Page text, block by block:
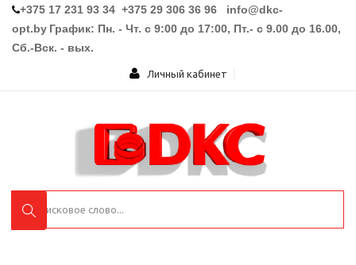
+375 17 231 93 34 +375 29 306 36 96 info@dkc-
opt.by График: Пн. - Чт. с 9:00 до 17:00, Пт.- с 9.00 до 16.00,
Сб.-Вск. - вых.
Личный кабинет